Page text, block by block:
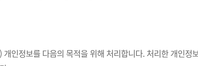
인정보를 다음의 목적을 위해 처리합니다. 처리한 개인정